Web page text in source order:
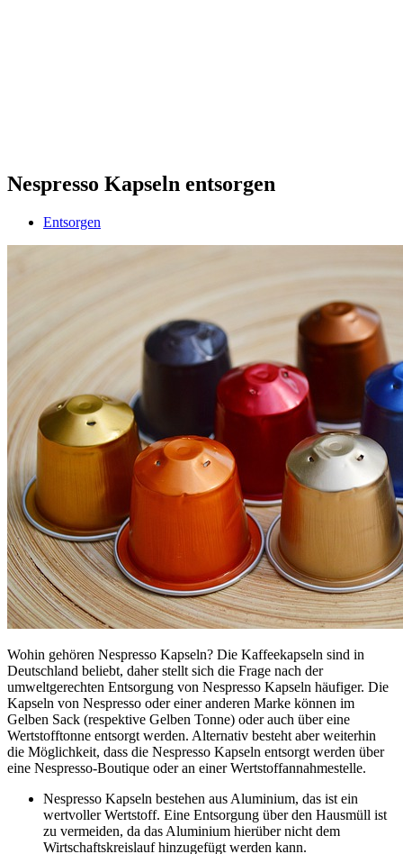
Nespresso Kapseln entsorgen
Entsorgen
Wohin gehören Nespresso Kapseln? Die Kaffeekapseln sind in
Deutschland beliebt, daher stellt sich die Frage nach der
umweltgerechten Entsorgung von Nespresso Kapseln häufiger. Die
Kapseln von Nespresso oder einer anderen Marke können im
Gelben Sack (respektive Gelben Tonne) oder auch über eine
Wertstofftonne entsorgt werden. Alternativ besteht aber weiterhin
die Möglichkeit, dass die Nespresso Kapseln entsorgt werden über
eine Nespresso-Boutique oder an einer Wertstoffannahmestelle.
Nespresso Kapseln bestehen aus Aluminium, das ist ein
wertvoller Wertstoff. Eine Entsorgung über den Hausmüll ist
zu vermeiden, da das Aluminium hierüber nicht dem
Wirtschaftskreislauf hinzugefügt werden kann.